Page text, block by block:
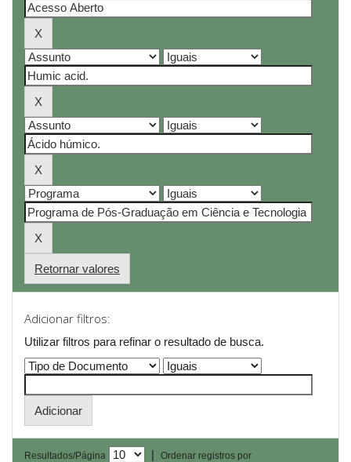
Retornar valores
Adicionar filtros:
Utilizar filtros para refinar o resultado de busca.
Resultados/Página |
Ordenar registros por